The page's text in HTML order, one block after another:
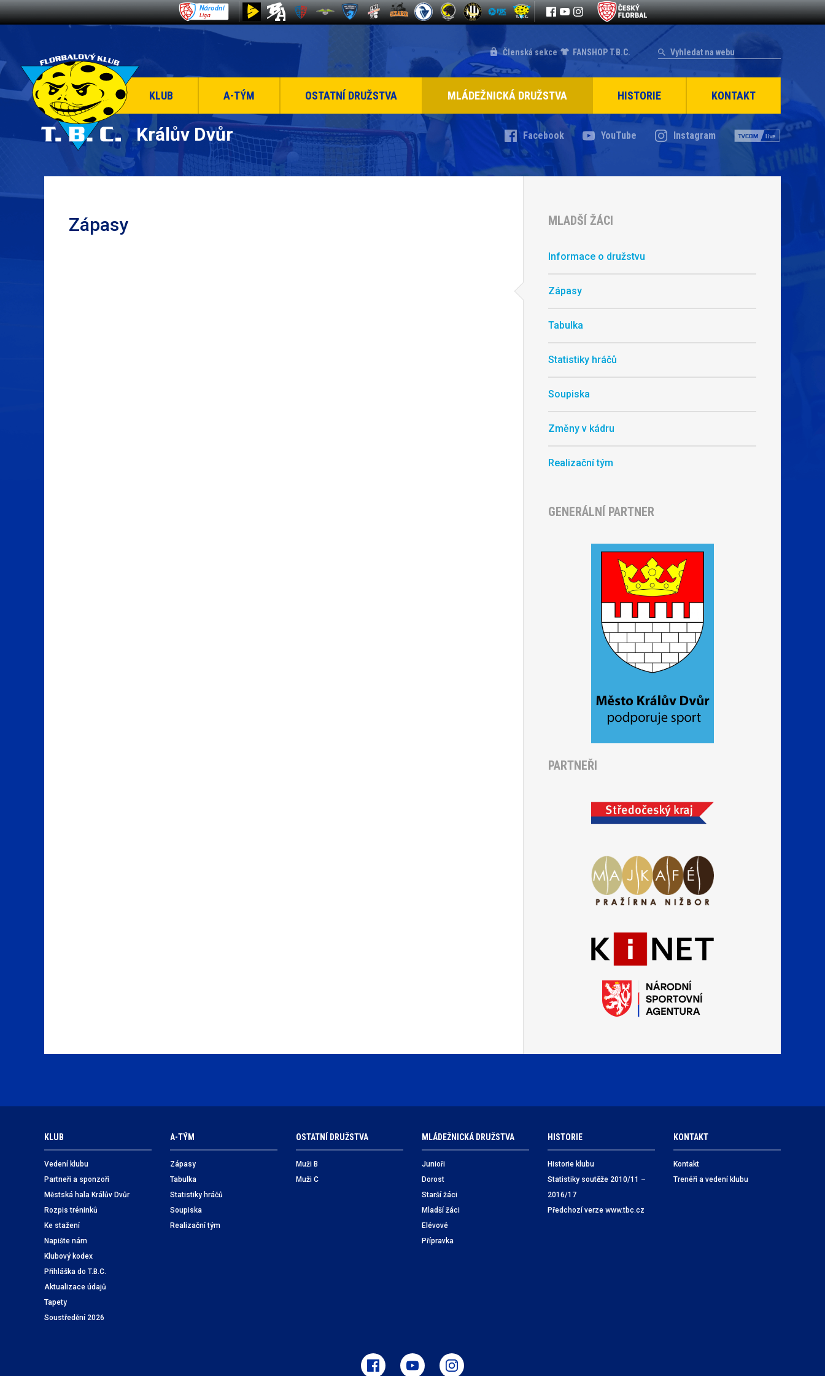
Členská sekce FANSHOP T.B.C.
KLUB A-TÝM OSTATNÍ DRUŽSTVA MLÁDEŽNICKÁ DRUŽSTVA HISTORIE KONTAKT
Králův Dvůr Facebook YouTube Instagram
Zápasy MLADŠÍ ŽÁCI
Informace o družstvu
Zápasy
Tabulka
Statistiky hráčů
Soupiska
Změny v kádru
Realizační tým
GENERÁLNÍ PARTNER
PARTNEŘI
KLUB
Vedení klubu
Partneři a sponzoři
Městská hala Králův Dvůr
Rozpis tréninků
Ke stažení
Napište nám
Klubový kodex
Přihláška do T.B.C.
Aktualizace údajů
Tapety
Soustředění 2026
A-TÝM
Zápasy
Tabulka
Statistiky hráčů
Soupiska
Realizační tým
OSTATNÍ DRUŽSTVA
Muži B
Muži C
MLÁDEŽNICKÁ DRUŽSTVA
Junioři
Dorost
Starší žáci
Mladší žáci
Elévové
Přípravka
HISTORIE
Historie klubu
Statistiky soutěže 2010/11 –
2016/17
Předchozí verze www.tbc.cz
KONTAKT
Kontakt
Trenéři a vedení klubu